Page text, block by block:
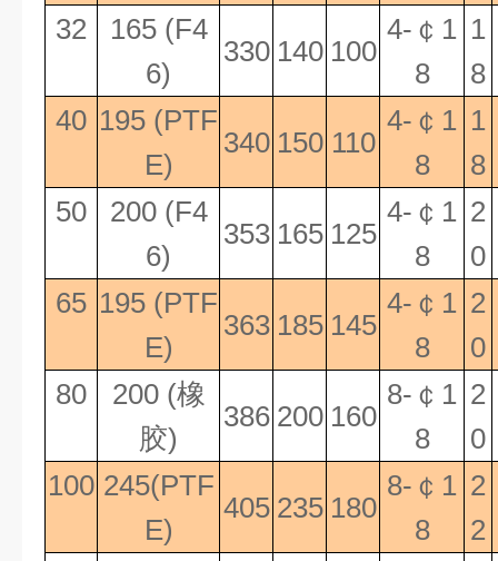
32
165 (F4
6)
330 140 100
4- ￠ 1
8
1
8
40 195 (PTF
E)
340 150 110
4- ￠ 1
8
1
8
50
200 (F4
6)
353 165 125
4- ￠ 1
8
2
0
65 195 (PTF
E)
363 185 145
4- ￠ 1
8
2
0
80 200 (橡
胶)
386 200 160
8- ￠ 1
8
2
0
100 245(PTF
E)
405 235 180
8- ￠ 1
8
2
2